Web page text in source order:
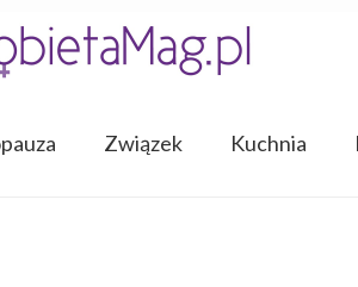
Związek Kuchnia